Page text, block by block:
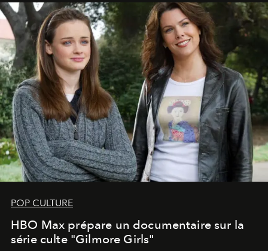
POP CULTURE
HBO Max prépare un documentaire sur la
série culte "Gilmore Girls"